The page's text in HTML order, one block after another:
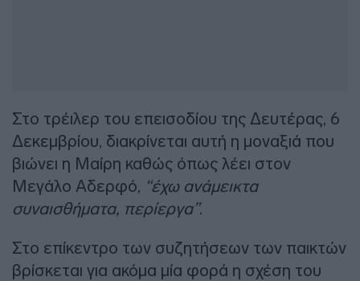
Στο τρέιλερ του επεισοδίου της Δευτέρας, 6
Δεκεμβρίου, διακρίνεται αυτή η μοναξιά που
βιώνει η Μαίρη καθώς όπως λέει στον
Μεγάλο Αδερφό, “έχω ανάμεικτα
συναισθήματα, περίεργα”.
Στο επίκεντρο των συζητήσεων των παικτών
βρίσκεται για ακόμα μία φορά η σχέση του